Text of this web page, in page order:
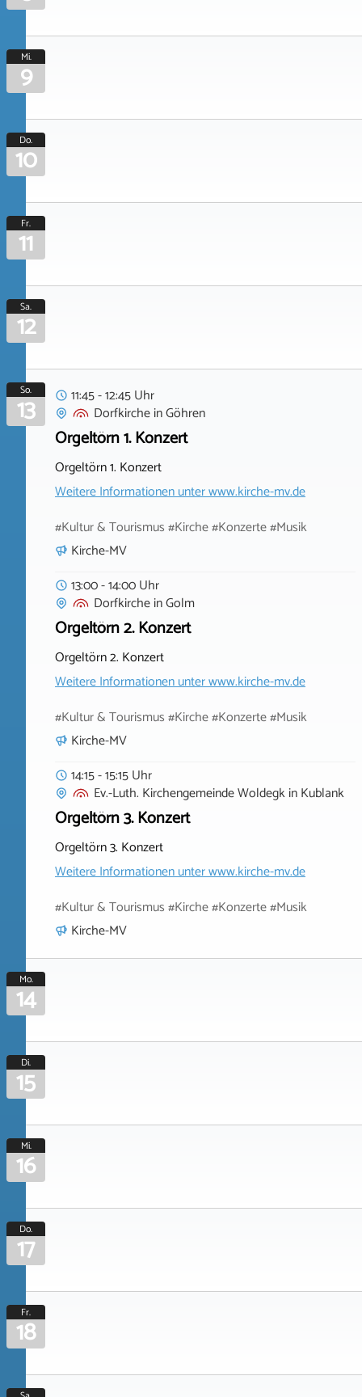
Mi.
9
Do.
10
Fr.
11
Sa.
12
So.
13
11:45 - 12:45 Uhr
DorfkircheinGöhren
Orgeltörn 1. Konzert
Orgeltörn 1. Konzert
Weitere Informationen unterwww.kirche-mv.de
#Kultur & Tourismus #Kirche #Konzerte #Musik
Kirche-MV
13:00 - 14:00 Uhr
DorfkircheinGolm
Orgeltörn 2. Konzert
Orgeltörn 2. Konzert
Weitere Informationen unterwww.kirche-mv.de
#Kultur & Tourismus #Kirche #Konzerte #Musik
Kirche-MV
14:15 - 15:15 Uhr
Ev.-Luth. Kirchengemeinde WoldegkinKublank
Orgeltörn 3. Konzert
Orgeltörn 3. Konzert
Weitere Informationen unterwww.kirche-mv.de
#Kultur & Tourismus #Kirche #Konzerte #Musik
Kirche-MV
Mo.
14
Di.
15
Mi.
16
Do.
17
Fr.
18